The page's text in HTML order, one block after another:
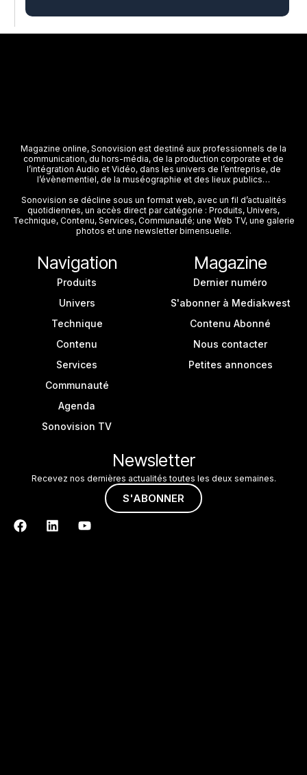
Magazine online, Sonovision est destiné aux professionnels de la
communication, du hors-média, de la production corporate et de
l’intégration Audio et Vidéo, dans les univers de l’entreprise, de
l’évènementiel, de la muséographie et des lieux publics…
Sonovision se décline sous un format web, avec un fil d’actualités
quotidiennes, un accès direct par catégorie : Produits, Univers,
Technique, Contenu, Services, Communauté; une Web TV, une galerie
photos et une newsletter bimensuelle.
Navigation
Produits
Univers
Technique
Contenu
Services
Communauté
Agenda
Sonovision TV
Magazine
Dernier numéro
S'abonner à Mediakwest
Contenu Abonné
Nous contacter
Petites annonces
Newsletter
Recevez nos dernières actualités toutes les deux semaines.
S'ABONNER